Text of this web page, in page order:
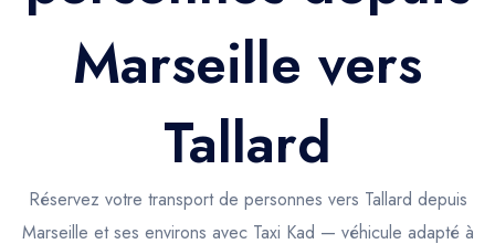
Trajet Gare SNCF
Trajet Port croisière
Trajet Séminaire
Trajet Santé
Réservation
Actualités & évènements
Contactez-nous
Marseille vers
Tallard
Réservez votre transport de personnes vers Tallard depuis
Marseille et ses environs avec Taxi Kad — véhicule adapté à